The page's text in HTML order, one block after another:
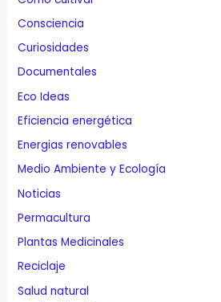
Consciencia
Curiosidades
Documentales
Eco Ideas
Eficiencia energética
Energias renovables
Medio Ambiente y Ecología
Noticias
Permacultura
Plantas Medicinales
Reciclaje
Salud natural